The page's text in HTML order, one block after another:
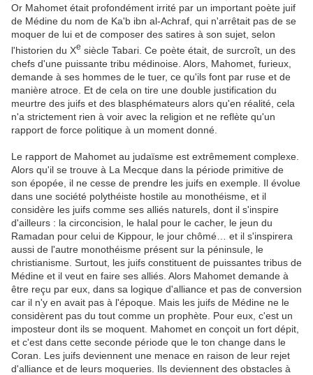
Or Mahomet était profondément irrité par un important poète juif
de Médine du nom de Ka'b ibn al-Achraf, qui n'arrêtait pas de se
moquer de lui et de composer des satires à son sujet, selon
l'historien du Xe siècle Tabari. Ce poète était, de surcroît, un des
chefs d'une puissante tribu médinoise. Alors, Mahomet, furieux,
demande à ses hommes de le tuer, ce qu'ils font par ruse et de
manière atroce. Et de cela on tire une double justification du
meurtre des juifs et des blasphémateurs alors qu'en réalité, cela
n'a strictement rien à voir avec la religion et ne reflète qu'un
rapport de force politique à un moment donné.
Le rapport de Mahomet au judaïsme est extrêmement complexe.
Alors qu'il se trouve à La Mecque dans la période primitive de
son épopée, il ne cesse de prendre les juifs en exemple. Il évolue
dans une société polythéiste hostile au monothéisme, et il
considère les juifs comme ses alliés naturels, dont il s'inspire
d'ailleurs : la circoncision, le halal pour le cacher, le jeun du
Ramadan pour celui de Kippour, le jour chômé… et il s'inspirera
aussi de l'autre monothéisme présent sur la péninsule, le
christianisme. Surtout, les juifs constituent de puissantes tribus de
Médine et il veut en faire ses alliés. Alors Mahomet demande à
être reçu par eux, dans sa logique d'alliance et pas de conversion
car il n'y en avait pas à l'époque. Mais les juifs de Médine ne le
considèrent pas du tout comme un prophète. Pour eux, c'est un
imposteur dont ils se moquent. Mahomet en conçoit un fort dépit,
et c'est dans cette seconde période que le ton change dans le
Coran. Les juifs deviennent une menace en raison de leur rejet
d'alliance et de leurs moqueries. Ils deviennent des obstacles à